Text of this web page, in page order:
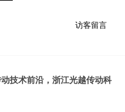
访客留言
技术前沿，浙江光越传动科